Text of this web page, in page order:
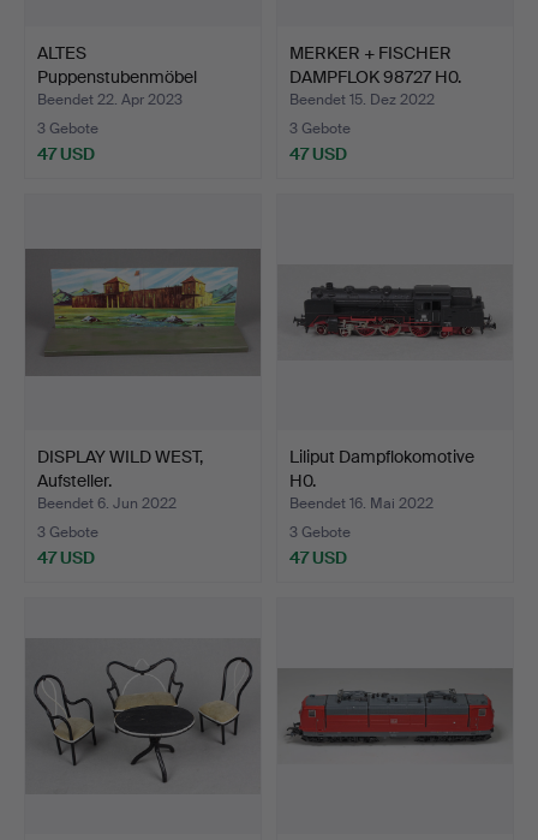
ALTES
Puppenstubenmöbel
Wohnstube.
Beendet 22. Apr 2023
3 Gebote
47 USD
MERKER + FISCHER
DAMPFLOK 98727 H0.
Beendet 15. Dez 2022
3 Gebote
47 USD
DISPLAY WILD WEST,
Aufsteller.
Beendet 6. Jun 2022
3 Gebote
47 USD
Liliput Dampflokomotive
H0.
Beendet 16. Mai 2022
3 Gebote
47 USD